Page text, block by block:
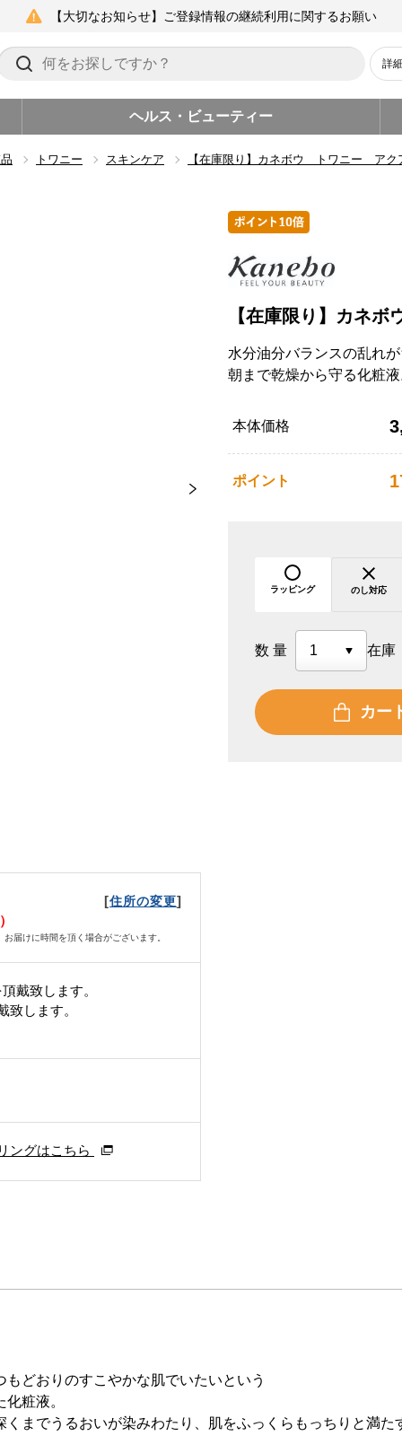
【大切なお知らせ】ご登録情報の継続利用に関するお願い
詳
ヘルス・ビューティー
トワニー スキンケア 【在庫限り】カネボウ トワニー アク
[住所の変更]
届けに時間を頂く場合がございます。
戴致します。
致します。
ングはこちら
【在庫限り】カネ
水分油分バランスの乱れ
朝まで乾燥から守る化粧
本体価格
ポイント
ラッピング のし対応
数量 在庫
カー
どおりのすこやかな肌でいたいという
粧液。
までうるおいが染みわたり、肌をふっくらもっちりと満た